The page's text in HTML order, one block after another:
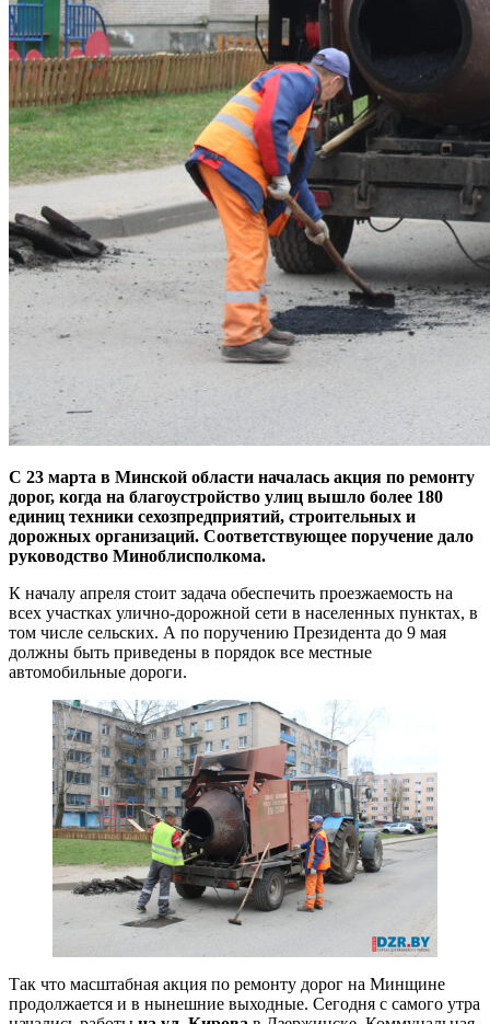
С 23 марта в Минской области началась акция по ремонту
дорог, когда на благоустройство улиц вышло более 180
единиц техники сехозпредприятий, строительных и
дорожных организаций. Соответствующее поручение дало
руководство Миноблисполкома.
К началу апреля стоит задача обеспечить проезжаемость на
всех участках улично-дорожной сети в населенных пунктах, в
том числе сельских. А по поручению Президента до 9 мая
должны быть приведены в порядок все местные
автомобильные дороги.
Так что масштабная акция по ремонту дорог на Минщине
продолжается и в нынешние выходные. Cегодня c самого утра